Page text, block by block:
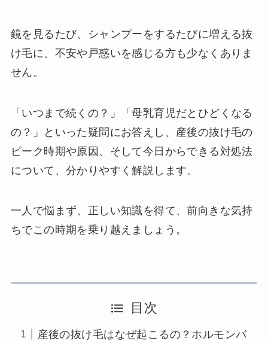
鏡を見るたび、シャンプーをするたびに増える抜
け毛に、不安や戸惑いを感じる方も少なくありま
せん。
「いつまで続くの？」「母乳育児だとひどくなる
の？」といった疑問にお答えし、産後の抜け毛の
ピーク時期や原因、そして今日からできる対処法
について、分かりやすく解説します。
一人で悩まず、正しい知識を得て、前向きな気持
ちでこの時期を乗り越えましょう。
目次
産後の抜け毛はなぜ起こるの？ホルモンバ